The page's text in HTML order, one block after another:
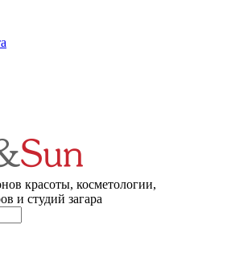
красоты, косметологии,
и студий загара